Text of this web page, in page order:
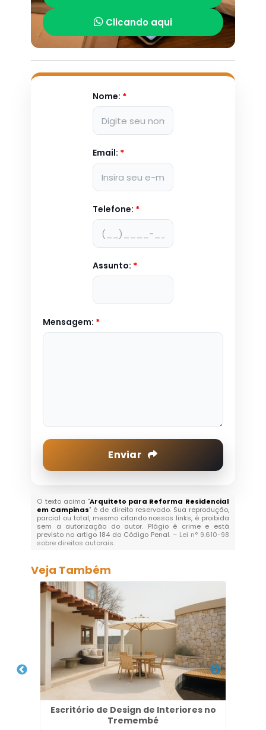
Clicando aqui
Nome: *
Email: *
Telefone: *
Assunto: *
Mensagem: *
Enviar
O texto acima "Arquiteto para Reforma Residencial
em Campinas" é de direito reservado. Sua reprodução,
parcial ou total, mesmo citando nossos links, é proibida
sem a autorização do autor. Plágio é crime e está
previsto no artigo 184 do Código Penal. – Lei n° 9.610-98
sobre direitos autorais.
Veja Também
Escritório de Design de Interiores no
Tremembé